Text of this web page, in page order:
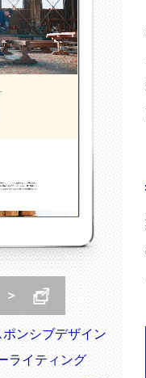
ポンシブデザイン
ライティング